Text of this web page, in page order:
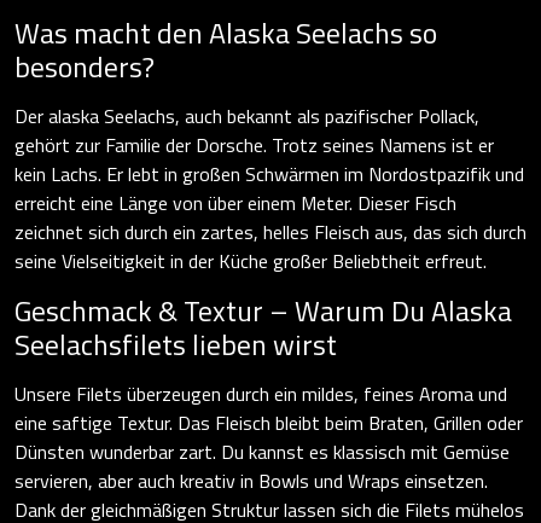
Was macht den Alaska Seelachs so
besonders?
Der alaska Seelachs, auch bekannt als pazifischer Pollack,
gehört zur Familie der Dorsche. Trotz seines Namens ist er
kein Lachs. Er lebt in großen Schwärmen im Nordostpazifik und
erreicht eine Länge von über einem Meter. Dieser Fisch
zeichnet sich durch ein zartes, helles Fleisch aus, das sich durch
seine Vielseitigkeit in der Küche großer Beliebtheit erfreut.
Geschmack & Textur – Warum Du Alaska
Seelachsfilets lieben wirst
Unsere Filets überzeugen durch ein mildes, feines Aroma und
eine saftige Textur. Das Fleisch bleibt beim Braten, Grillen oder
Dünsten wunderbar zart. Du kannst es klassisch mit Gemüse
servieren, aber auch kreativ in Bowls und Wraps einsetzen.
Dank der gleichmäßigen Struktur lassen sich die Filets mühelos